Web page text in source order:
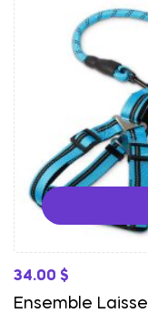
34.00 $
Ensemble